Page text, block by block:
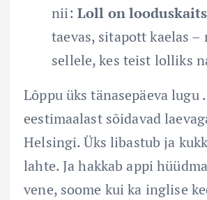
nii: Loll on
taevas, sitapott kaelas –
sellele, kes teist lolliks
Lõppu üks tänasepäeva lugu
eestimaalast sõidavad
Helsingi. Üks libastub ja
lahte. Ja hakkab appi
vene, soome kui ka inglise